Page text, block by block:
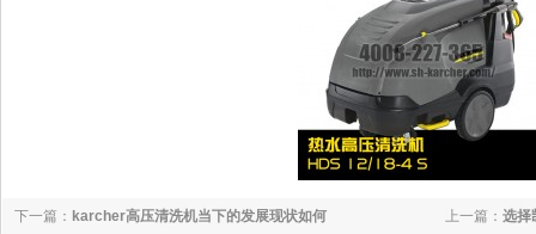
上一篇： 选择
下一篇： karcher高压清洗机当下的发展现状如何